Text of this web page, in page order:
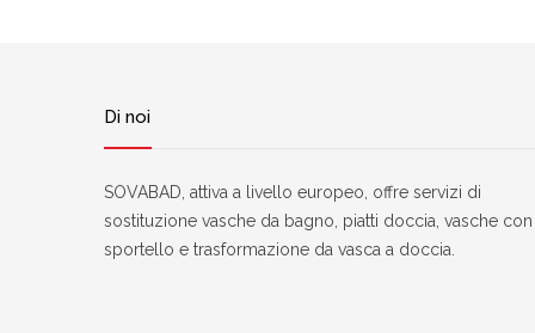
Di noi
SOVABAD, attiva a livello europeo, offre servizi di
sostituzione vasche da bagno, piatti doccia, vasche con
sportello e trasformazione da vasca a doccia.